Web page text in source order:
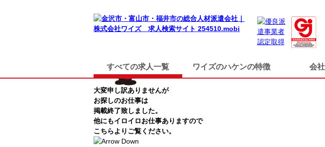
すべての求人一覧 ワイズのハケンの特徴 会
TOP
大変申し訳ありませんが
お探しのお仕事は
掲載終了致しました。
他にもイロイロお仕事ありますので
こちらよりご覧ください。